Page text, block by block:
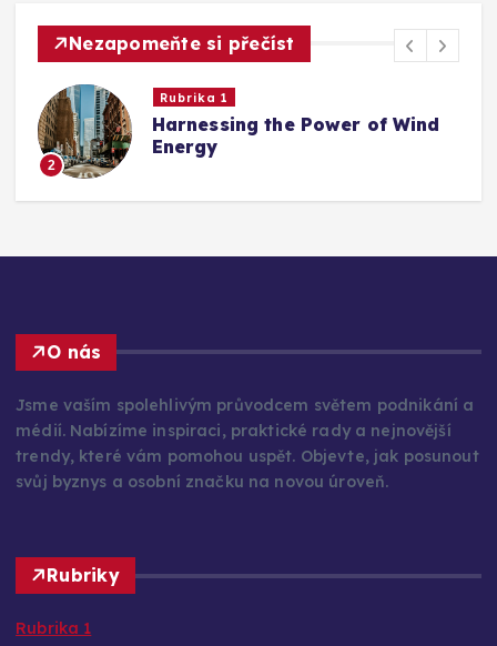
Nezapomeňte si přečíst
2
Rubrika 1
Harnessing the Power of Wind
Energy
O nás
Jsme vaším spolehlivým průvodcem světem podnikání a
médií. Nabízíme inspiraci, praktické rady a nejnovější
trendy, které vám pomohou uspět. Objevte, jak posunout
svůj byznys a osobní značku na novou úroveň.
Rubriky
Rubrika 1